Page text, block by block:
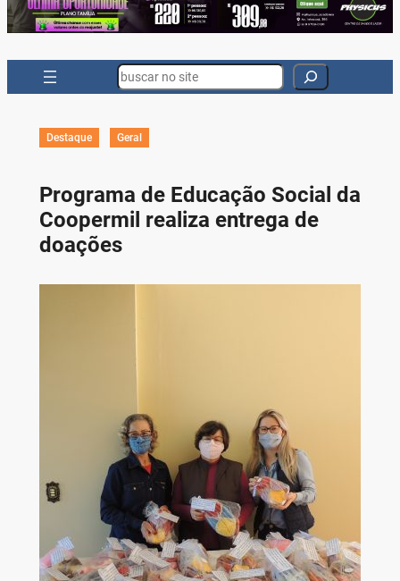
Search
Destaque Geral
Programa de Educação Social da
Coopermil realiza entrega de
doações